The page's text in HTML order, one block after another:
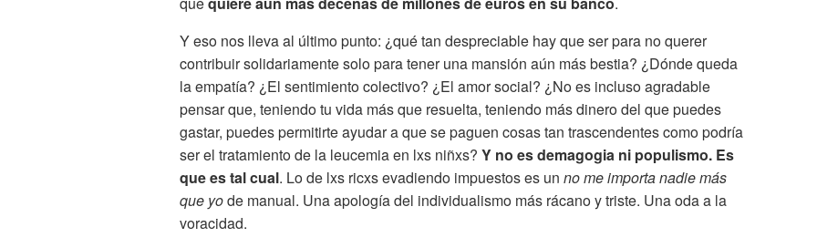
Y eso nos lleva al último punto: ¿qué tan despreciable hay que ser para no querer
contribuir solidariamente solo para tener una mansión aún más bestia? ¿Dónde queda
la empatía? ¿El sentimiento colectivo? ¿El amor social? ¿No es incluso agradable
pensar que, teniendo tu vida más que resuelta, teniendo más dinero del que puedes
gastar, puedes permitirte ayudar a que se paguen cosas tan trascendentes como podría
ser el tratamiento de la leucemia en lxs niñxs? Y no es demagogia ni populismo. Es
que es tal cual. Lo de lxs ricxs evadiendo impuestos es un no me importa nadie más
que yode manual. Una apología del individualismo más rácano y triste. Una oda a la
voracidad.